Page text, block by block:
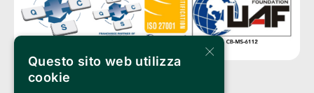
×
Questo sito web utilizza
cookie